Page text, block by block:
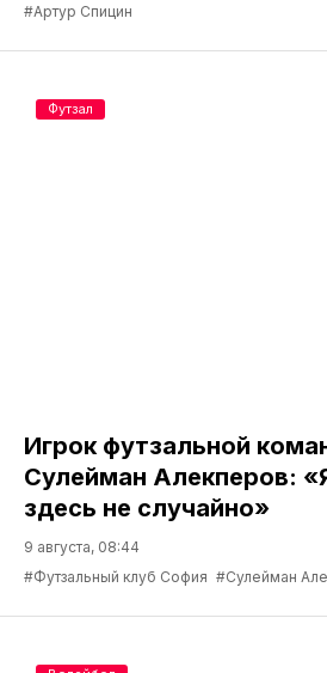
#Артур Спицин
Игрок футзальной
Сулейман Алекперов:
здесь не случайно»
9 августа, 08:44
#Футзальный клуб София #Сулейман
Футзал